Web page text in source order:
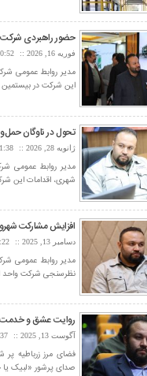
حضور راهبردی شرکت
فوریه 16, 2026 10:52
مدیر روابط عمومی
این شرکت در بیستمین
تحول در ناوگان
ژانویه 28, 2026 1:38 ب.ظ
مدیر روابط عمومی
شهری، اقدامات این
افزایش مشارکت
دسامبر 13, 2025
نظرسنجی شرکت واحد
روایت عشق و خدمت
آگوست 13, 2025
فضای مرز زرباطیه
صدای پرشور «لبیک